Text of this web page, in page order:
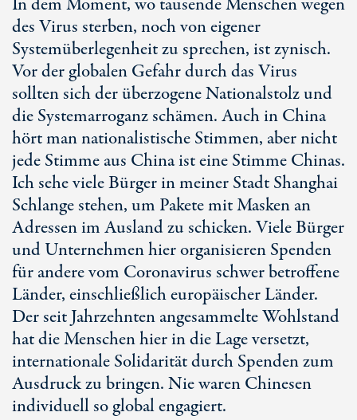
des Virus sterben, noch von eigener
Systemüberlegenheit zu sprechen, ist zynisch.
Vor der globalen Gefahr durch das Virus
sollten sich der überzogene Nationalstolz und
die Systemarroganz schämen. Auch in China
hört man nationalistische Stimmen, aber nicht
jede Stimme aus China ist eine Stimme Chinas.
Ich sehe viele Bürger in meiner Stadt Shanghai
Schlange stehen, um Pakete mit Masken an
Adressen im Ausland zu schicken. Viele Bürger
und Unternehmen hier organisieren Spenden
für andere vom Coronavirus schwer betroffene
Länder, einschließlich europäischer Länder.
Der seit Jahrzehnten angesammelte Wohlstand
hat die Menschen hier in die Lage versetzt,
internationale Solidarität durch Spenden zum
Ausdruck zu bringen. Nie waren Chinesen
individuell so global engagiert.